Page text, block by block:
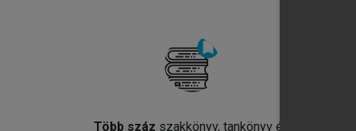
Több száz szakkönyv, tankönyv és